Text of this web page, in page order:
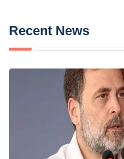
Recent News